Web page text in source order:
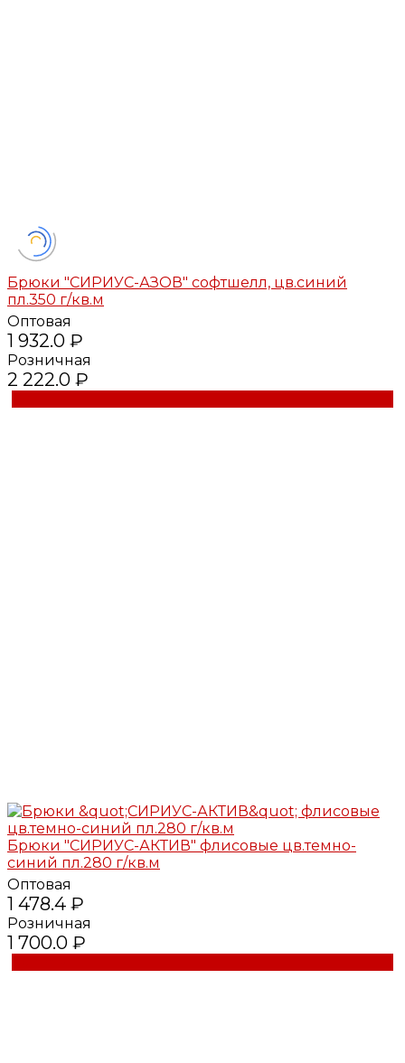
Брюки "СИРИУС-АЗОВ" софтшелл, цв.синий
пл.350 г/кв.м
Оптовая
1 932.0 ₽
Розничная
2 222.0 ₽
Брюки "СИРИУС-АКТИВ" флисовые цв.темно-
синий пл.280 г/кв.м
Оптовая
1 478.4 ₽
Розничная
1 700.0 ₽